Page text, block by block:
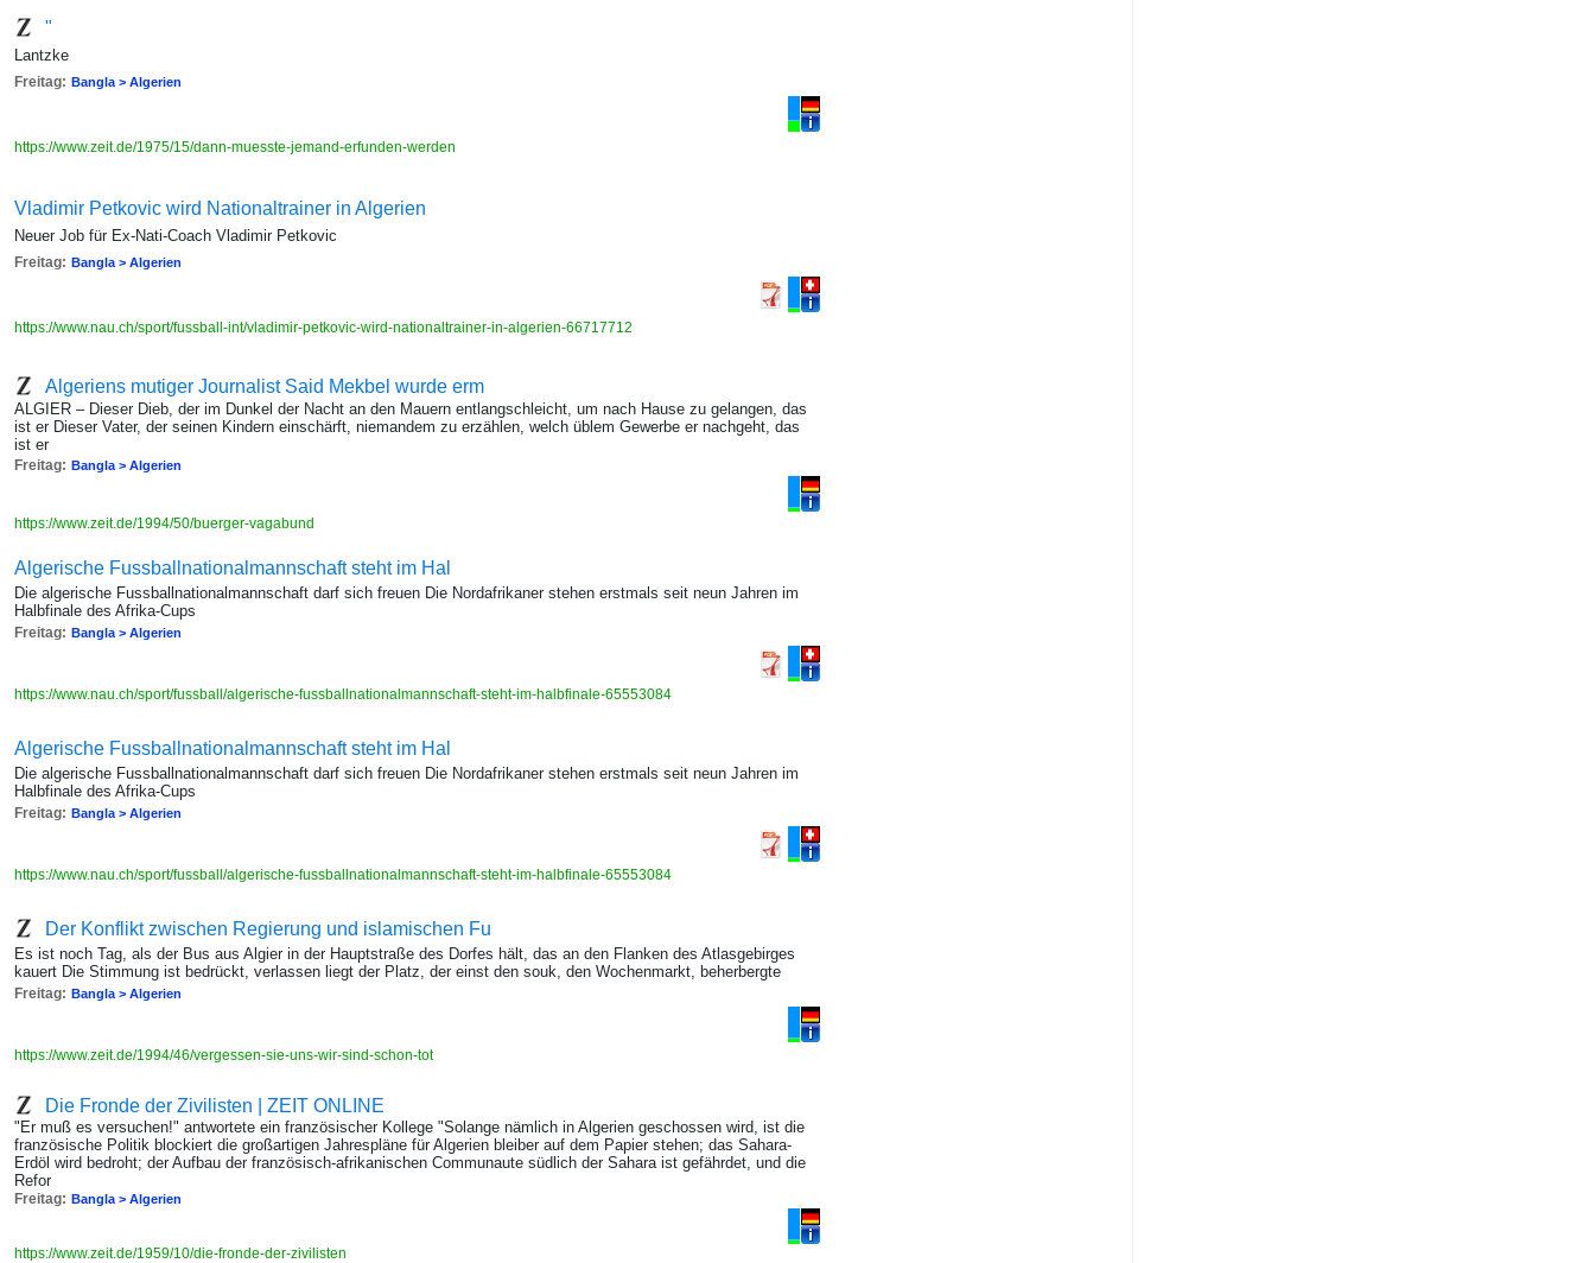
"
Lantzke
Freitag: Bangla > Algerien
https://www.zeit.de/1975/15/dann-muesste-jemand-erfunden-werden
Vladimir Petkovic wird Nationaltrainer in Algerien
Neuer Job für Ex-Nati-Coach Vladimir Petkovic
Freitag: Bangla > Algerien
https://www.nau.ch/sport/fussball-int/vladimir-petkovic-wird-nationaltrainer-in-algerien-66717712
Algeriens mutiger Journalist Said Mekbel wurde erm
ALGIER – Dieser Dieb, der im Dunkel der Nacht an den Mauern entlangschleicht, um nach Hause zu gelangen, das
ist er Dieser Vater, der seinen Kindern einschärft, niemandem zu erzählen, welch üblem Gewerbe er nachgeht, das
ist er
Freitag: Bangla > Algerien
https://www.zeit.de/1994/50/buerger-vagabund
Algerische Fussballnationalmannschaft steht im Hal
Die algerische Fussballnationalmannschaft darf sich freuen Die Nordafrikaner stehen erstmals seit neun Jahren im
Halbfinale des Afrika-Cups
Freitag: Bangla > Algerien
https://www.nau.ch/sport/fussball/algerische-fussballnationalmannschaft-steht-im-halbfinale-65553084
Algerische Fussballnationalmannschaft steht im Hal
Die algerische Fussballnationalmannschaft darf sich freuen Die Nordafrikaner stehen erstmals seit neun Jahren im
Halbfinale des Afrika-Cups
Freitag: Bangla > Algerien
https://www.nau.ch/sport/fussball/algerische-fussballnationalmannschaft-steht-im-halbfinale-65553084
Der Konflikt zwischen Regierung und islamischen Fu
Es ist noch Tag, als der Bus aus Algier in der Hauptstraße des Dorfes hält, das an den Flanken des Atlasgebirges
kauert Die Stimmung ist bedrückt, verlassen liegt der Platz, der einst den souk, den Wochenmarkt, beherbergte
Freitag: Bangla > Algerien
https://www.zeit.de/1994/46/vergessen-sie-uns-wir-sind-schon-tot
Die Fronde der Zivilisten | ZEIT ONLINE
"Er muß es versuchen!" antwortete ein französischer Kollege "Solange nämlich in Algerien geschossen wird, ist die
französische Politik blockiert die großartigen Jahrespläne für Algerien bleiber auf dem Papier stehen; das Sahara-
Erdöl wird bedroht; der Aufbau der französisch-afrikanischen Communaute südlich der Sahara ist gefährdet, und die
Refor
Freitag: Bangla > Algerien
https://www.zeit.de/1959/10/die-fronde-der-zivilisten